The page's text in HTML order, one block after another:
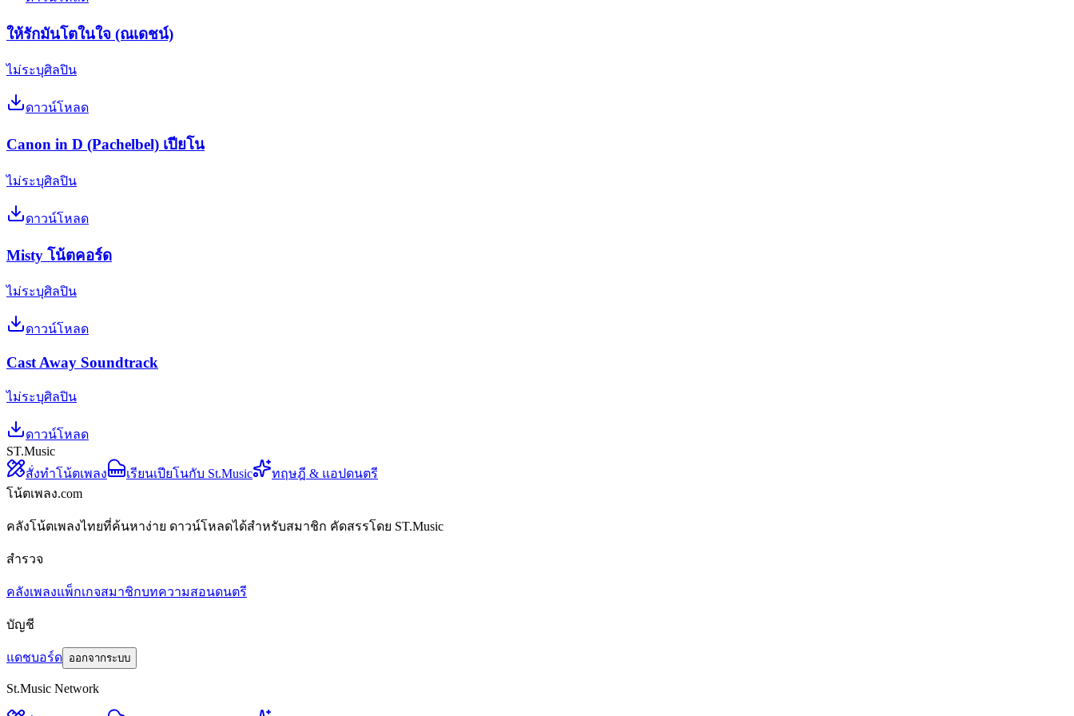
ให้รักมันโตในใจ (ณเดชน์)
ไม่ระบุศิลปิน
ดาวน์โหลด
Canon in D (Pachelbel) เปียโน
ไม่ระบุศิลปิน
ดาวน์โหลด
Misty โน้ตคอร์ด
ไม่ระบุศิลปิน
ดาวน์โหลด
Cast Away Soundtrack
ไม่ระบุศิลปิน
ดาวน์โหลด
ST.Music
สั่งทำโน้ตเพลง
เรียนเปียโนกับ St.Music
ทฤษฎี & แอปดนตรี
โน้ตเพลง.com
คลังโน้ตเพลงไทยที่ค้นหาง่าย ดาวน์โหลดได้สำหรับสมาชิก คัดสรรโดย ST.Music
สำรวจ
คลังเพลงแพ็กเกจสมาชิกบทความสอนดนตรี
บัญชี
แดชบอร์ด ออกจากระบบ
St.Music Network